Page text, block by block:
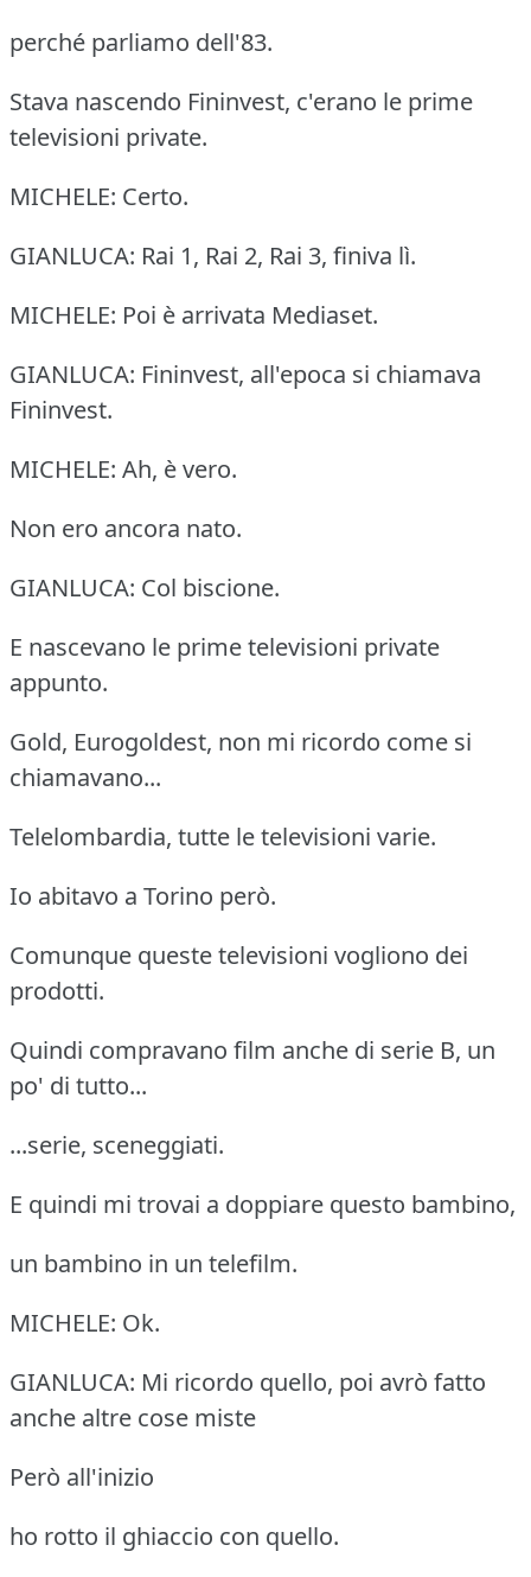
perché parliamo dell'83.
Stava nascendo Fininvest, c'erano le prime
televisioni private.
MICHELE: Certo.
GIANLUCA: Rai 1, Rai 2, Rai 3, finiva lì.
MICHELE: Poi è arrivata Mediaset.
GIANLUCA: Fininvest, all'epoca si chiamava
Fininvest.
MICHELE: Ah, è vero.
Non ero ancora nato.
GIANLUCA: Col biscione.
E nascevano le prime televisioni private
appunto.
Gold, Eurogoldest, non mi ricordo come si
chiamavano...
Telelombardia, tutte le televisioni varie.
Io abitavo a Torino però.
Comunque queste televisioni vogliono dei
prodotti.
Quindi compravano film anche di serie B, un
po' di tutto...
...serie, sceneggiati.
E quindi mi trovai a doppiare questo bambino,
un bambino in un telefilm.
MICHELE: Ok.
GIANLUCA: Mi ricordo quello, poi avrò fatto
anche altre cose miste
Però all'inizio
ho rotto il ghiaccio con quello.